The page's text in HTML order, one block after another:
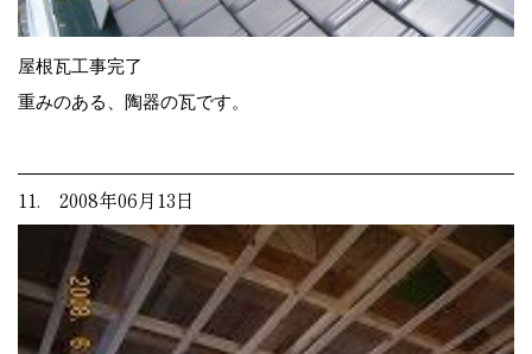
屋根瓦工事完了
重みのある、陶器の瓦です。
11. 2008年06月13日